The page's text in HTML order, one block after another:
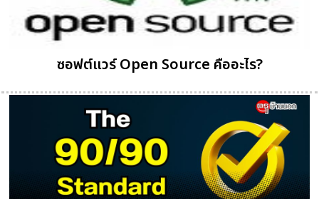
ซอฟต์แวร์ Open Source คืออะไร?